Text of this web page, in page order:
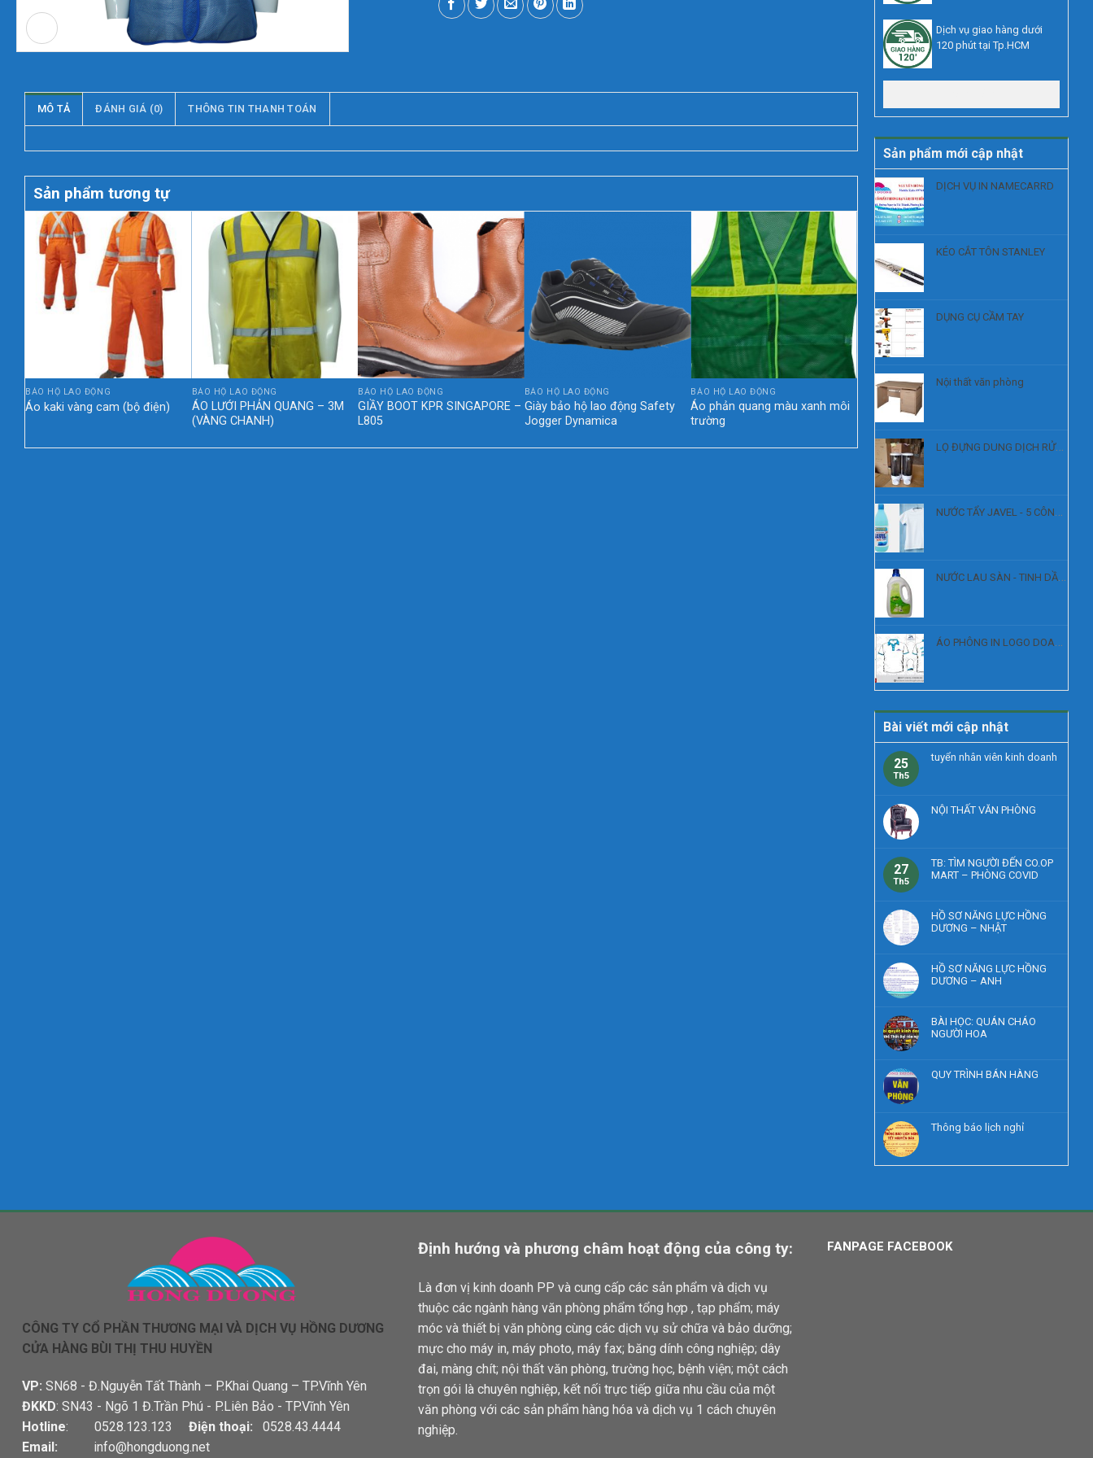
Dịch vụ giao hàng dưới
120 phút tại Tp.HCM
Sản phẩm mới cập nhật
DỊCH VỤ IN NAMECARRD
KÉO CẮT TÔN STANLEY
DỤNG CỤ CẦM TAY
Nội thất văn phòng
LỌ ĐỰNG DUNG DỊCH RỬA TAY, SÁT KHUẨN
NƯỚC TẨY JAVEL - 5 CÔNG DỤNG
NƯỚC LAU SÀN - TINH DẦU XẢ
ÁO PHÔNG IN LOGO DOANH NGHIỆP
Bài viết mới cập nhật
25
Th5
tuyển nhân viên kinh doanh
NỘI THẤT VĂN PHÒNG
27
Th5
TB: TÌM NGƯỜI ĐẾN CO.OP
MART – PHÒNG COVID
HỒ SƠ NĂNG LỰC HỒNG
DƯƠNG – NHẬT
HỒ SƠ NĂNG LỰC HỒNG
DƯƠNG – ANH
BÀI HỌC: QUÁN CHÁO
NGƯỜI HOA
QUY TRÌNH BÁN HÀNG
Thông báo lịch nghỉ
MÔ TẢ ĐÁNH GIÁ (0) THÔNG TIN THANH TOÁN
Sản phẩm tương tự
BẢO HỘ LAO ĐỘNG
Áo kaki vàng cam (bộ điện)
BẢO HỘ LAO ĐỘNG
ÁO LƯỚI PHẢN QUANG – 3M
(VÀNG CHANH)
BẢO HỘ LAO ĐỘNG
GIẦY BOOT KPR SINGAPORE –
L805
BẢO HỘ LAO ĐỘNG
Giày bảo hộ lao động Safety
Jogger Dynamica
BẢO HỘ LAO ĐỘNG
Áo phản quang màu xanh môi
trường
BẢO HỘ LAO ĐỘNG
Quần áo bảo hộ cán bộ kỹ
thuật vải cotton túi hộp
CÔNG TY CỔ PHẦN THƯƠNG MẠI VÀ DỊCH VỤ HỒNG DƯƠNG
CỬA HÀNG BÙI THỊ THU HUYỀN
VP: SN68 - Đ.Nguyễn Tất Thành – P.Khai Quang – TP.Vĩnh Yên
ĐKKD: SN43 - Ngõ 1 Đ.Trần Phú - P.Liên Bảo - TP.Vĩnh Yên
Hotline: 0528.123.123 Điện thoại: 0528.43.4444
Email:
info@hongduong.net
Định hướng và phương châm hoạt động của công ty:
Là đơn vị kinh doanh PP và cung cấp các sản phẩm và dịch vụ
thuộc các ngành hàng văn phòng phẩm tổng hợp , tạp phẩm; máy
móc và thiết bị văn phòng cùng các dịch vụ sử chữa và bảo dưỡng;
mực cho máy in, máy photo, máy fax; băng dính công nghiệp; dây
đai, màng chít; nội thất văn phòng, trường học, bệnh viện; một cách
trọn gói là chuyên nghiệp, kết nối trực tiếp giữa nhu cầu của một
văn phòng với các sản phẩm hàng hóa và dịch vụ 1 cách chuyên
nghiệp.
FANPAGE FACEBOOK